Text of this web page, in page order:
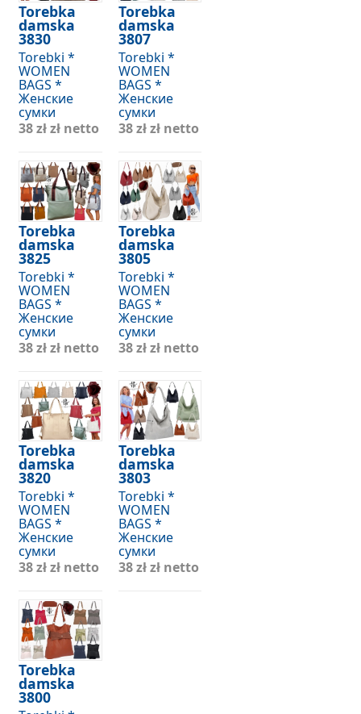
Torebka
damska
3830
Torebki *
WOMEN
BAGS *
Женские
сумки
38 złzł netto
Torebka
damska
3825
Torebki *
WOMEN
BAGS *
Женские
сумки
38 złzł netto
Torebka
damska
3820
Torebki *
WOMEN
BAGS *
Женские
сумки
38 złzł netto
Torebka
damska
3807
Torebki *
WOMEN
BAGS *
Женские
сумки
38 złzł netto
Torebka
damska
3805
Torebki *
WOMEN
BAGS *
Женские
сумки
38 złzł netto
Torebka
damska
3803
Torebki *
WOMEN
BAGS *
Женские
сумки
38 złzł netto
Torebka
damska
3800